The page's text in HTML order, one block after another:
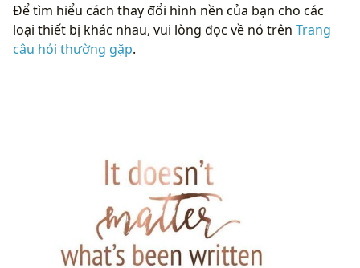
Để tìm hiểu cách thay đổi hình nền của bạn cho các
loại thiết bị khác nhau, vui lòng đọc về nó trên Trang
câu hỏi thường gặp.